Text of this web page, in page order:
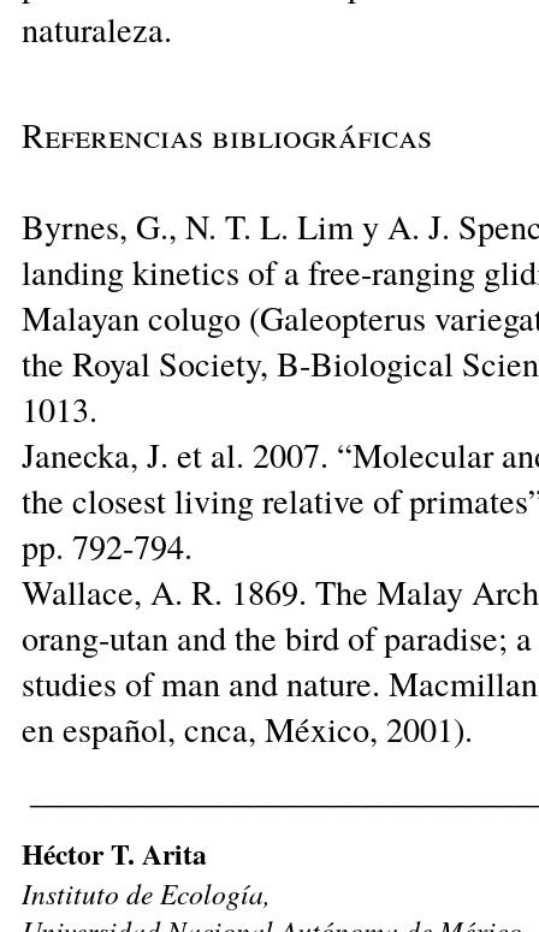
naturaleza.
Referencias bibliográficas
Byrnes, G., N. T. L. Lim y A. J.
landing kinetics of a free-ranging
Malayan colugo (Galeopterus
the Royal Society, B-Biological
1013.
Janecka, J. et al. 2007. “Molecular
the closest living relative of
pp. 792-794.
Wallace, A. R. 1869. The Malay
orang-utan and the bird of paradise;
studies of man and nature.
en español, cnca, México, 2001).
Héctor T. Arita
Instituto de Ecología,